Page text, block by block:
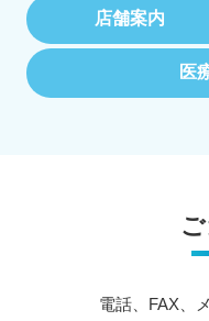
店舗案内
医
電話、FAX、